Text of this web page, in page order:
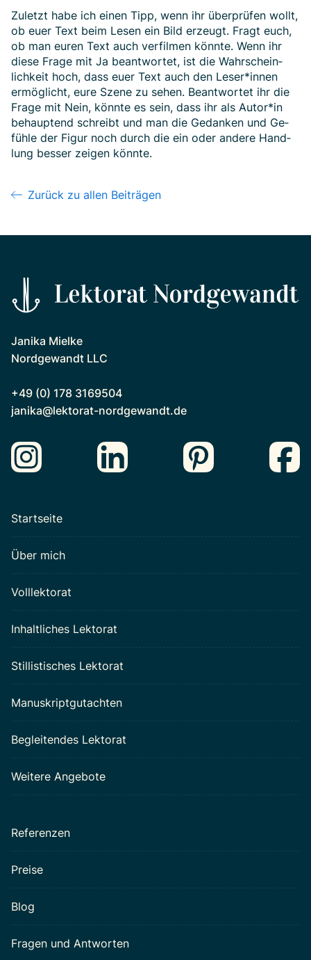
Zuletzt habe ich einen Tipp, wenn ihr über­prüfen wollt,
ob euer Text beim Lesen ein Bild erzeugt. Fragt euch,
ob man euren Text auch ver­fil­men könnte. Wenn ihr
diese Frage mit Ja beant­wor­tet, ist die Wahr­schein­
lich­keit hoch, dass euer Text auch den Leser*innen
ermöglicht, eure Szene zu sehen. Beantwor­tet ihr die
Frage mit Nein, könnte es sein, dass ihr als Autor*­in
be­haup­tend schreibt und man die Ge­dan­ken und Ge­
füh­le der Figur noch durch die ein oder andere Hand­
lung besser zeigen könnte.
Zurück zu allen Beiträgen
Startseite
Über mich
Volllektorat
Inhaltliches Lektorat
Stillistisches Lektorat
Manuskriptgutachten
Begleitendes Lektorat
Weitere Angebote
Referenzen
Preise
Blog
Fragen und Antworten
Janika Mielke
Nordgewandt LLC
+49 (0) 178 3169504
janika@lektorat-nordgewandt.de